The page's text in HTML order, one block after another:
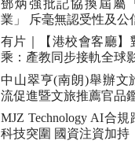
鄧炳強批記協換屆屬
業」 斥毫無認受性及公
有片｜【港校會客廳】
乘：產教同步接軌全球
中山翠亨(南朗)舉辦文
流促進暨文旅推薦官品
MJZ Technology AI合規
科技突圍 國資注資加持